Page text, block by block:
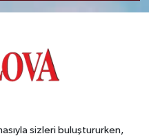
sizleri buluştururken,